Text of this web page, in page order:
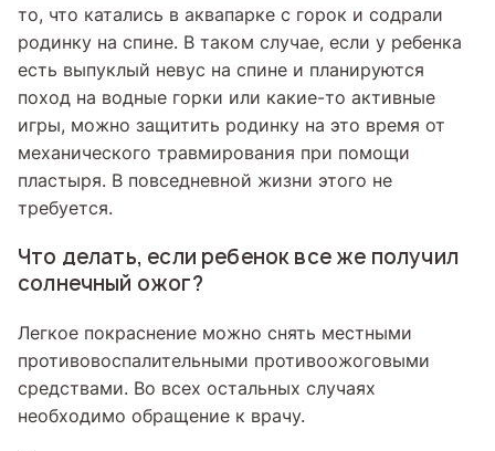
то, что катались в аквапарке с горок и содрали
родинку на спине. В таком случае, если у ребенка
есть выпуклый невус на спине и планируются
поход на водные горки или какие-то активные
игры, можно защитить родинку на это время от
механического травмирования при помощи
пластыря. В повседневной жизни этого не
требуется.
Что делать, если ребенок все же получил
солнечный ожог?
Легкое покраснение можно снять местными
противовоспалительными противоожоговыми
средствами. Во всех остальных случаях
необходимо обращение к врачу.